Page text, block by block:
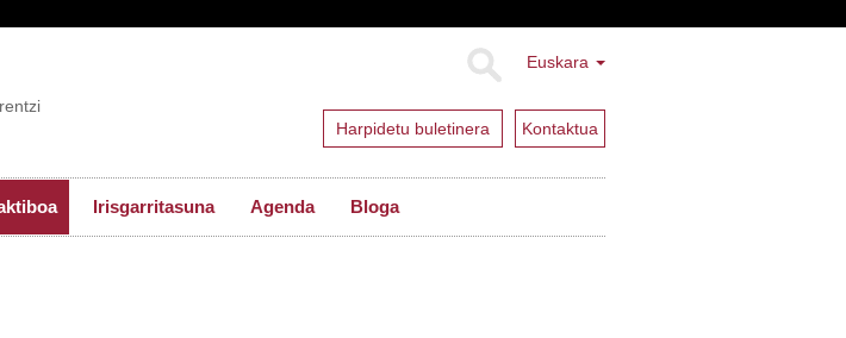
Euskara
Harpidetu buletinera Kontaktua
Irisgarritasuna Agenda Bloga